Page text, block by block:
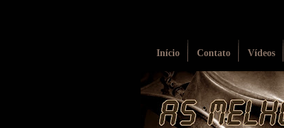
Início Contato Vídeos